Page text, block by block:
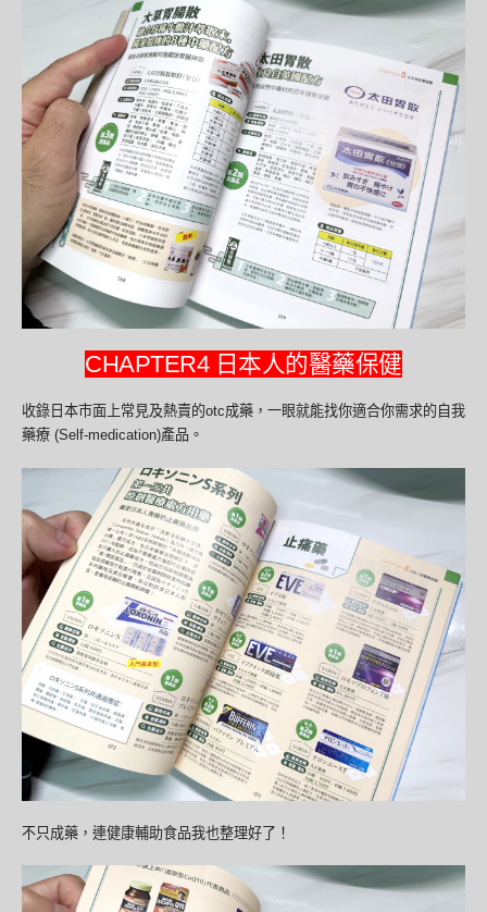
CHAPTER4 日本人的醫藥保健
收錄日本市面上常見及熱賣的otc成藥，一眼就能找你適合你需求的自我
藥療 (Self-medication)產品。
不只成藥，連健康輔助食品我也整理好了！